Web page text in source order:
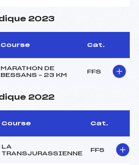
2023
Course Cat.
MARATHON DE
BESSANS – 23 KM
FFS
2022
Course Cat.
LA
TRANSJURASSIENNE
FFS